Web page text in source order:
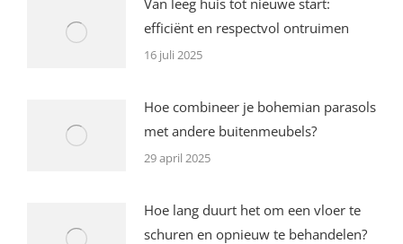
Van leeg huis tot nieuwe start:
efficiënt en respectvol ontruimen
16 juli 2025
Hoe combineer je bohemian parasols
met andere buitenmeubels?
29 april 2025
Hoe lang duurt het om een vloer te
schuren en opnieuw te behandelen?